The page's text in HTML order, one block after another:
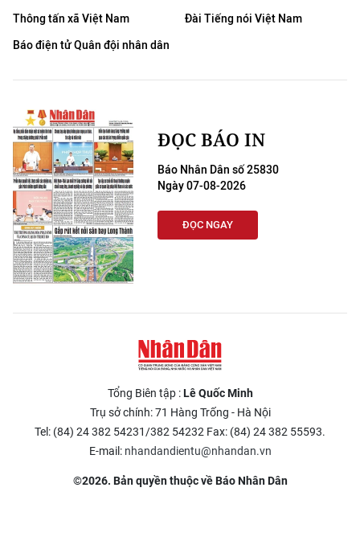
Video
Media Chính trị
Media Văn hóa
Media Xã hội
Media Pháp luật
Media Du lịch
Media Thế giới
Media Khoa học - Công nghệ
Media Môi trường
Thông tấn xã Việt Nam
Đài Tiếng nói Việt Nam
Báo điện tử Quân đội nhân dân
ĐỌC BÁO IN
Báo Nhân Dân số 25830
Ngày 07-08-2026
ĐỌC NGAY
Tổng Biên tập :Lê Quốc Minh
Trụ sở chính: 71 Hàng Trống - Hà Nội
Tel: (84) 24 382 54231/382 54232 Fax: (84) 24 382 55593.
E-mail: nhandandientu@nhandan.vn
©2026. Bản quyền thuộc về Báo Nhân Dân